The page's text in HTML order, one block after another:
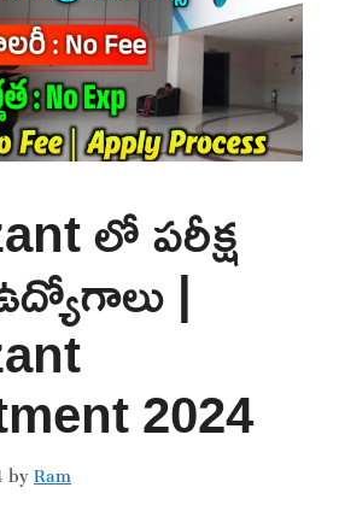
లో పరీక్ష
|
2024
byRam